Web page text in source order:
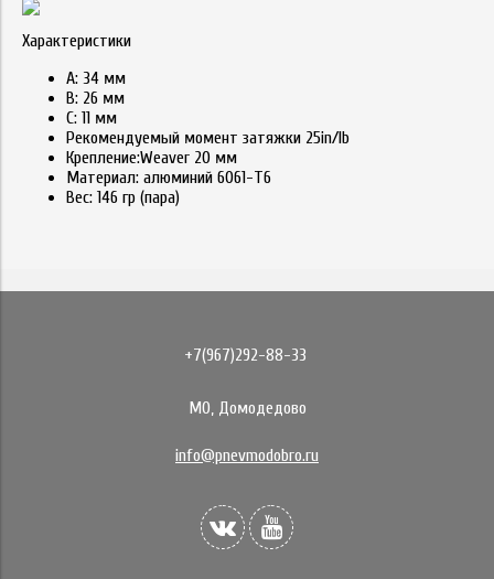
Характеристики
А: 34 мм
В: 26 мм
С: 11 мм
Рекомендуемый момент затяжки 25in/lb
Крепление:Weaver 20 мм
Материал: алюминий 6061-Т6
Вес: 146 гр (пара)
+7(967)292-88-33
МО, Домодедово
info@pnevmodobro.ru